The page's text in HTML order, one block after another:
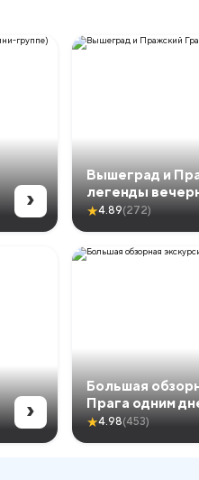
›
Вышеград и
легенды
★4.89(272)
›
Большая
Прага одним
★4.98(453)